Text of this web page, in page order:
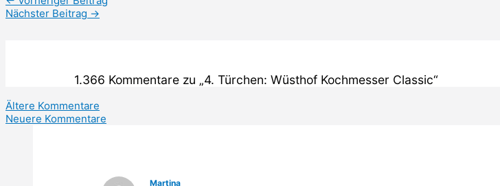
Nächster Beitrag →
1.366 Kommentare zu „4. Türchen: Wüsthof Kochmesser Classic“
Neuere
Kommentare
Ältere Kommentare
Neuere Kommentare
Martina